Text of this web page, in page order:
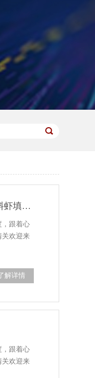
今年泰国水产企业获准从厄瓜多尔和印度进口原料虾填补加工缺口
，跟着心
关欢迎来
解详情
，跟着心
关欢迎来